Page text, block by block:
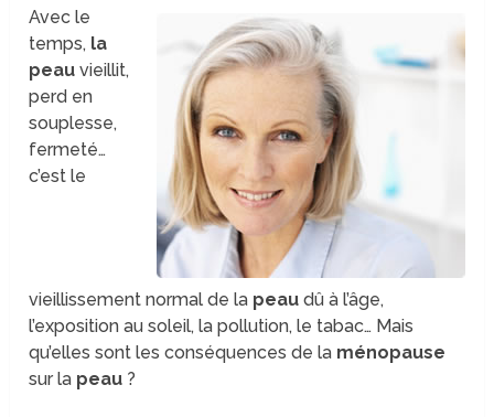
Avec le
temps, la
peau vieillit,
perd en
souplesse,
fermeté…
c’est le
vieillissement normal de la peau dû à l’âge,
l’exposition au soleil, la pollution, le tabac… Mais
qu’elles sont les conséquences de la ménopause
sur la peau ?